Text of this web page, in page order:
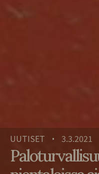
UUTISET • 3.3.2021